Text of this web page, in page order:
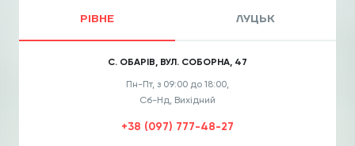
РІВНЕ ЛУЦЬК
С. ОБАРІВ, ВУЛ. СОБОРНА, 47
Пн-Пт, з 09:00 до 18:00,
Сб-Нд, Вихідний
+38 (097) 777-48-27